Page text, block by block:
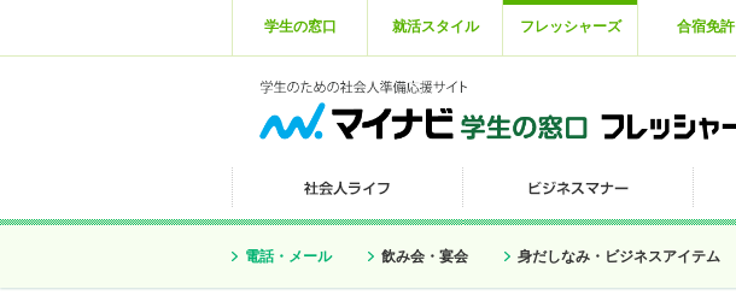
学生の窓口 就活スタイル フレッシャーズ 合宿免許
電話・メール 飲み会・宴会 身だしなみ・ビジネスアイテム